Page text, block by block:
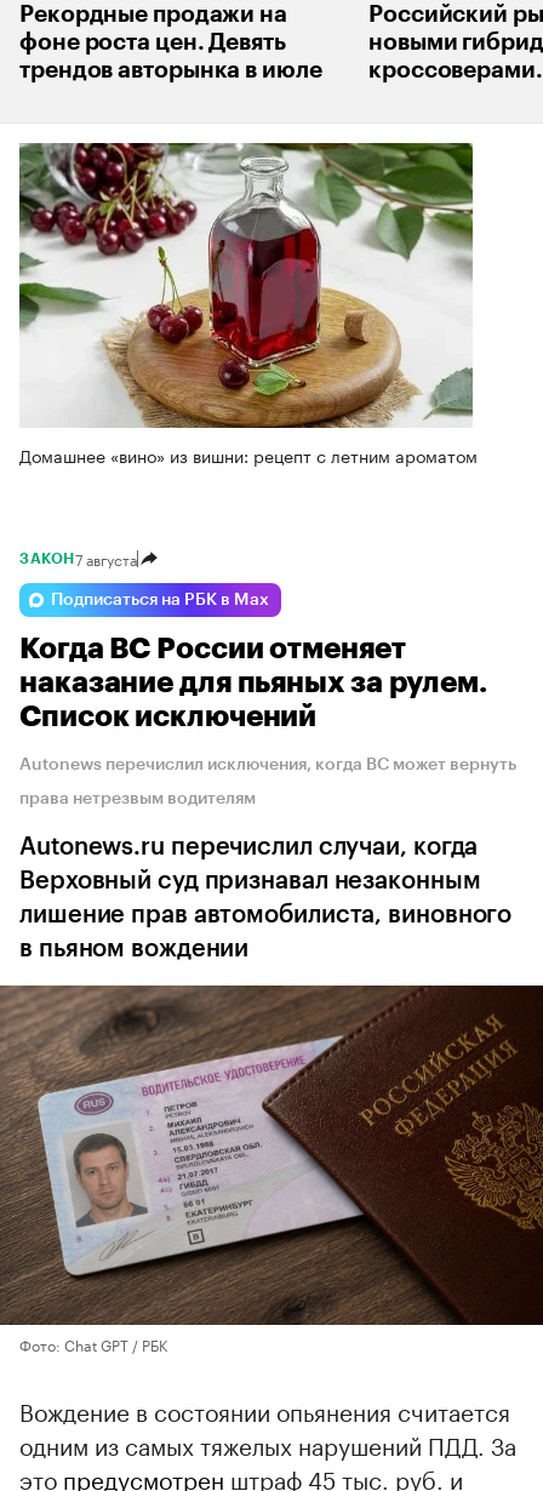
Рекордные продажи на
фоне роста цен. Девять
трендов авторынка в июле
Российский
новыми
Домашнее «вино» из вишни: рецепт с летним ароматом
ЗАКОН 7 августа
Подписаться на РБК в Max
Когда ВС России отменяет
наказание для пьяных за рулем.
Список исключений
Autonews перечислил исключения, когда ВС может вернуть
права нетрезвым водителям
Autonews.ru перечислил случаи, когда
Верховный суд признавал незаконным
лишение прав автомобилиста, виновного
в пьяном вождении
Фото: Chat GPT / РБК
Вождение в состоянии опьянения считается
одним из самых тяжелых нарушений ПДД. За
это предусмотрен штраф 45 тыс. руб. и